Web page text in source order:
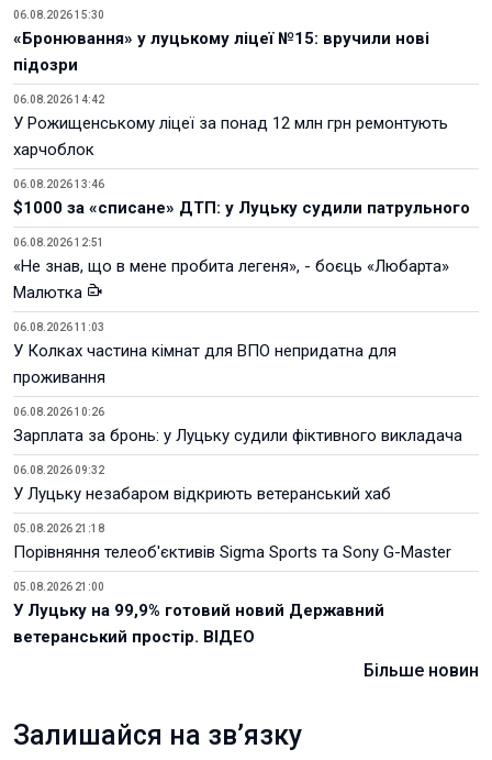
06.08.2026 15:30
«Бронювання» у луцькому ліцеї №15: вручили нові
підозри
06.08.2026 14:42
У Рожищенському ліцеї за понад 12 млн грн ремонтують
харчоблок
06.08.2026 13:46
$1000 за «списане» ДТП: у Луцьку судили патрульного
06.08.2026 12:51
«Не знав, що в мене пробита легеня», - боєць «Любарта»
Малютка
06.08.2026 11:03
У Колках частина кімнат для ВПО непридатна для
проживання
06.08.2026 10:26
Зарплата за бронь: у Луцьку судили фіктивного викладача
06.08.2026 09:32
У Луцьку незабаром відкриють ветеранський хаб
05.08.2026 21:18
Порівняння телеоб'єктивів Sigma Sports та Sony G-Master
05.08.2026 21:00
У Луцьку на 99,9% готовий новий Державний
ветеранський простір. ВІДЕО
Більше новин
Залишайся на зв’язку